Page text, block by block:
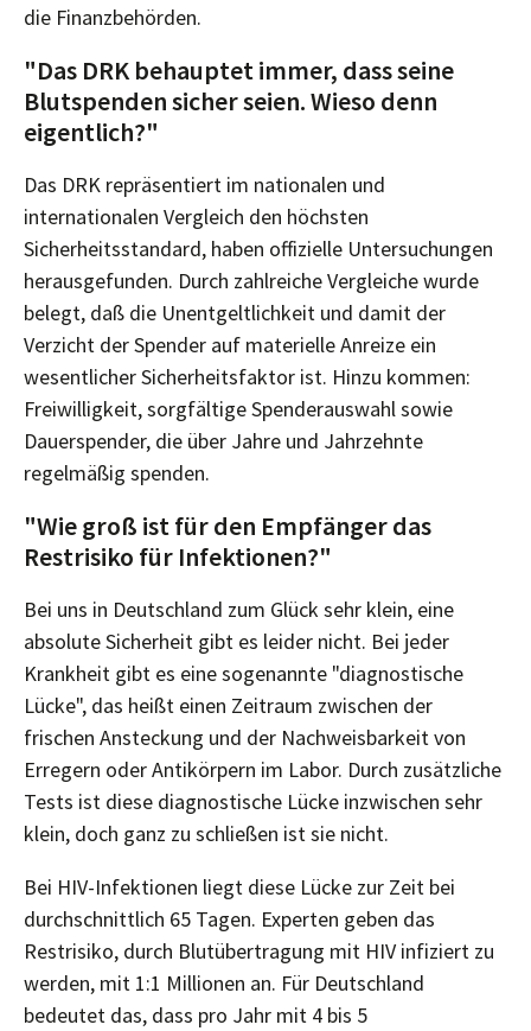
die Finanzbehörden.
"Das DRK behauptet immer, dass seine
Blutspenden sicher seien. Wieso denn
eigentlich?"
Das DRK repräsentiert im nationalen und
internationalen Vergleich den höchsten
Sicherheitsstandard, haben offizielle Untersuchungen
herausgefunden. Durch zahlreiche Vergleiche wurde
belegt, daß die Unentgeltlichkeit und damit der
Verzicht der Spender auf materielle Anreize ein
wesentlicher Sicherheitsfaktor ist. Hinzu kommen:
Freiwilligkeit, sorgfältige Spenderauswahl sowie
Dauerspender, die über Jahre und Jahrzehnte
regelmäßig spenden.
"Wie groß ist für den Empfänger das
Restrisiko für Infektionen?"
Bei uns in Deutschland zum Glück sehr klein, eine
absolute Sicherheit gibt es leider nicht. Bei jeder
Krankheit gibt es eine sogenannte "diagnostische
Lücke", das heißt einen Zeitraum zwischen der
frischen Ansteckung und der Nachweisbarkeit von
Erregern oder Antikörpern im Labor. Durch zusätzliche
Tests ist diese diagnostische Lücke inzwischen sehr
klein, doch ganz zu schließen ist sie nicht.
Bei HIV-Infektionen liegt diese Lücke zur Zeit bei
durchschnittlich 65 Tagen. Experten geben das
Restrisiko, durch Blutübertragung mit HIV infiziert zu
werden, mit 1:1 Millionen an. Für Deutschland
bedeutet das, dass pro Jahr mit 4 bis 5